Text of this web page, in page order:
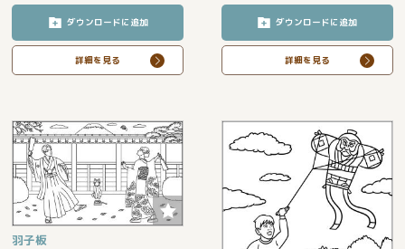
ダウンロードに追加
詳細を見る
ダウンロードに追加
詳細を見る
羽子板